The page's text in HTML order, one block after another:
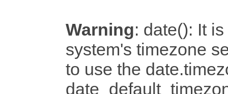
Warning: date(): It
system's timezone
to use the